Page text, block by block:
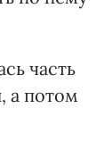
часть
а потом